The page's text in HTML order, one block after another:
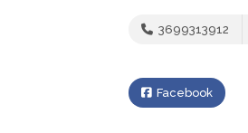
3699313912
Facebook